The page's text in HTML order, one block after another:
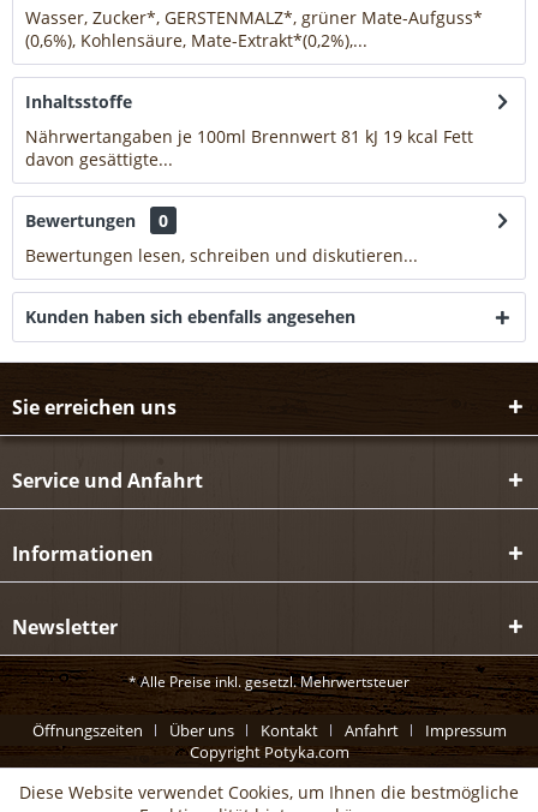
Wasser, Zucker*, GERSTENMALZ*, grüner Mate-Aufguss*
(0,6%), Kohlensäure, Mate-Extrakt*(0,2%),...
Inhaltsstoffe
Nährwertangaben je 100ml Brennwert 81 kJ 19 kcal Fett
davon gesättigte...
Bewertungen
0
Bewertungen lesen, schreiben und diskutieren...
Kunden haben sich ebenfalls angesehen
Sie erreichen uns
Service und Anfahrt
Informationen
Newsletter
* Alle Preise inkl. gesetzl. Mehrwertsteuer
Öffnungszeiten Über uns Kontakt Anfahrt
Impressum
Copyright Potyka.com
Diese Website verwendet Cookies, um Ihnen die bestmögliche